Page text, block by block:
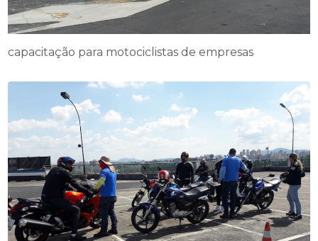
capacitação para motociclistas de empresas